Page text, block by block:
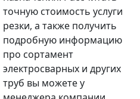
точную стоимость услуги
резки, а также получить
подробную информацию
про сортамент
электросварных и других
труб вы можете у